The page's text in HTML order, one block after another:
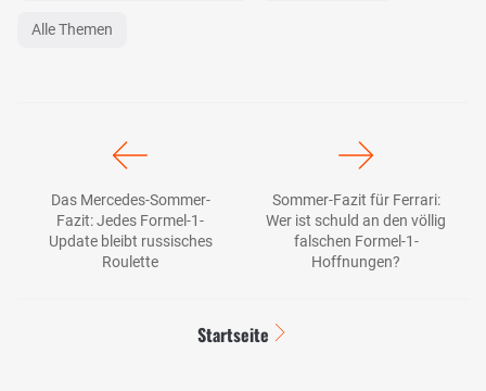
Alle Themen
Das Mercedes-Sommer-
Fazit: Jedes Formel-1-
Update bleibt russisches
Roulette
Sommer-Fazit für Ferrari:
Wer ist schuld an den völlig
falschen Formel-1-
Hoffnungen?
Startseite